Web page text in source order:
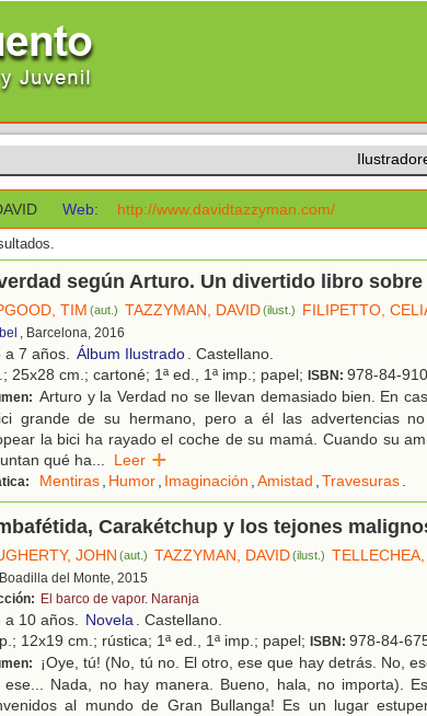
Web: http://www.davidtazzyman.com/
según Arturo. Un divertido libro
TIM (aut.) TAZZYMAN, DAVID(ilust.) FILIPETTO,
, Barcelona, 2016
a 7 años. Álbum Ilustrado. Castellano.
25x28 cm.; cartoné; 1ª ed., 1ª imp.; papel; ISBN: 978-84-
Arturo y la Verdad no se llevan demasiado bien. En
grande de su hermano, pero a él las advertencias
la bici ha rayado el coche de su mamá. Cuando su
qué ha... Leer
Mentiras, Humor, Imaginación ,Amistad ,Travesuras.
Carakétchup y los tejones
JOHN (aut.) TAZZYMAN, DAVID(ilust.)
del Monte, 2015
El barco de vapor. Naranja
a 10 años. Novela. Castellano.
12x19 cm.; rústica; 1ª ed., 1ª imp.; papel; ISBN: 978-84-
¡Oye, tú! (No, tú no. El otro, ese que hay detrás. No,
ese... Nada, no hay manera. Bueno, hala, no importa).
al mundo de Gran Bullanga! Es un lugar